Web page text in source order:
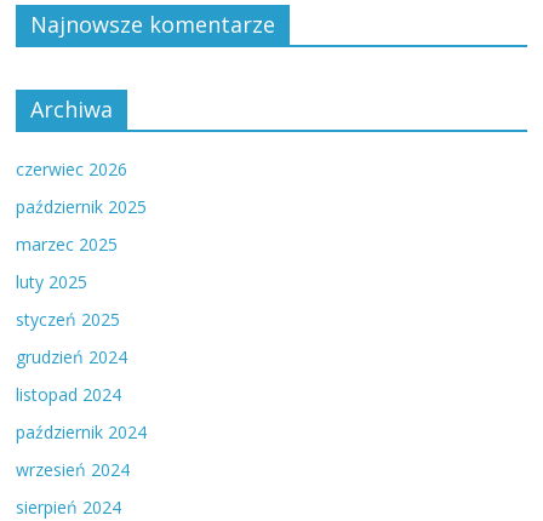
Najnowsze komentarze
Archiwa
czerwiec 2026
październik 2025
marzec 2025
luty 2025
styczeń 2025
grudzień 2024
listopad 2024
październik 2024
wrzesień 2024
sierpień 2024